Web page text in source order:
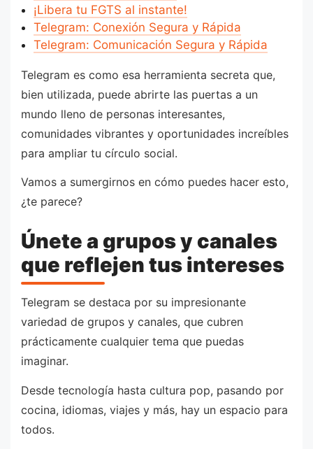
¡Libera tu FGTS al instante!
Telegram: Conexión Segura y Rápida
Telegram: Comunicación Segura y Rápida
Telegram es como esa herramienta secreta que,
bien utilizada, puede abrirte las puertas a un
mundo lleno de personas interesantes,
comunidades vibrantes y oportunidades increíbles
para ampliar tu círculo social.
Vamos a sumergirnos en cómo puedes hacer esto,
¿te parece?
Únete a grupos y canales
que reflejen tus intereses
Telegram se destaca por su impresionante
variedad de grupos y canales, que cubren
prácticamente cualquier tema que puedas
imaginar.
Desde tecnología hasta cultura pop, pasando por
cocina, idiomas, viajes y más, hay un espacio para
todos.